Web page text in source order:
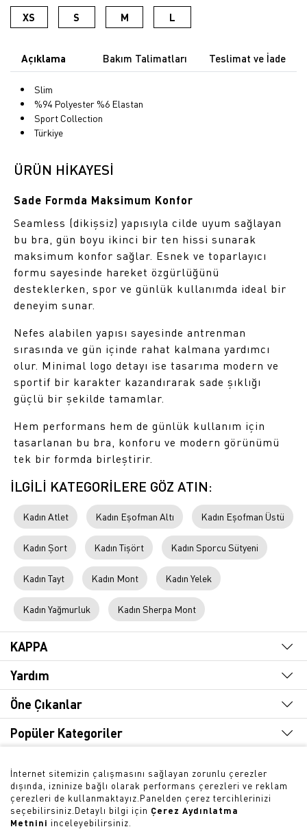
XS S M L
Açıklama Bakım Talimatları Teslimat ve İade
Slim
%94 Polyester %6 Elastan
Sport Collection
Türkiye
ÜRÜN HİKAYESİ
Sade Formda Maksimum Konfor
Seamless (dikişsiz) yapısıyla cilde uyum sağlayan
bu bra, gün boyu ikinci bir ten hissi sunarak
maksimum konfor sağlar. Esnek ve toparlayıcı
formu sayesinde hareket özgürlüğünü
desteklerken, spor ve günlük kullanımda ideal bir
deneyim sunar.
Nefes alabilen yapısı sayesinde antrenman
sırasında ve gün içinde rahat kalmana yardımcı
olur. Minimal logo detayı ise tasarıma modern ve
sportif bir karakter kazandırarak sade şıklığı
güçlü bir şekilde tamamlar.
Hem performans hem de günlük kullanım için
tasarlanan bu bra, konforu ve modern görünümü
tek bir formda birleştirir.
İLGİLİ KATEGORİLERE GÖZ ATIN:
Kadın Atlet Kadın Eşofman Altı Kadın Eşofman Üstü
Kadın Şort Kadın Tişört Kadın Sporcu Sütyeni
Kadın Tayt Kadın Mont Kadın Yelek
Kadın Yağmurluk Kadın Sherpa Mont
KAPPA
Yardım
Öne Çıkanlar
Popüler Kategoriler
Bültene Abone Olun
İnternet sitemizin çalışmasını sağlayan zorunlu çerezler
dışında, izninize bağlı olarak performans çerezleri ve reklam
çerezleri de kullanmaktayız.Panelden çerez tercihlerinizi
seçebilirsiniz.Detaylı bilgi için Çerez Aydınlatma
Metnini inceleyebilirsiniz.